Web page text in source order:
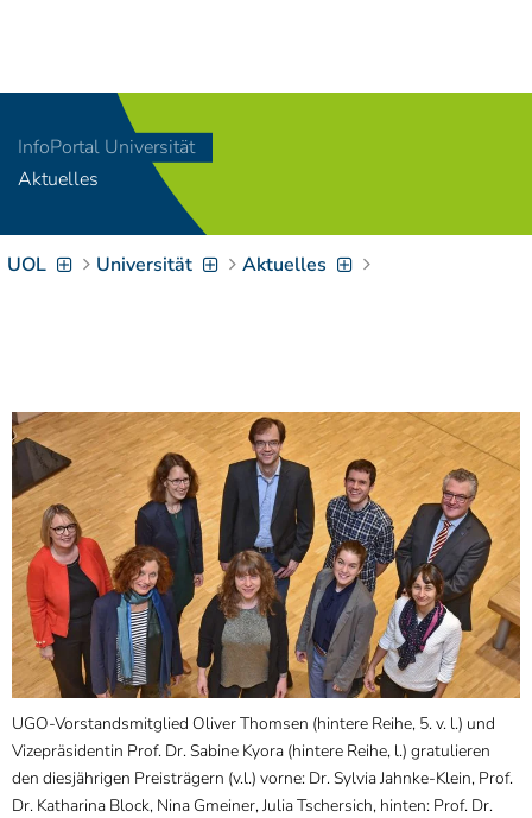
[Access-Key 8
Zum Inhalt springen
Zur Suche springen
[Access-Key 4]
Zur Hauptnavigation
]
Zur
Brotkrumennavigation
springen [Access-Key
7]
Informationen zur
Barrierefreiheit
InfoPortal Universität
Aktuelles
UOL Universität Aktuelles
UGO-Vorstandsmitglied Oliver Thomsen (hintere Reihe, 5. v. l.) und
Vizepräsidentin Prof. Dr. Sabine Kyora (hintere Reihe, l.) gratulieren
den diesjährigen Preisträgern (v.l.) vorne: Dr. Sylvia Jahnke-Klein, Prof.
Dr. Katharina Block, Nina Gmeiner, Julia Tschersich, hinten: Prof. Dr.